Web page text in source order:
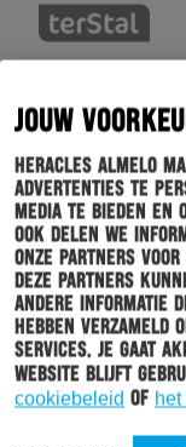
JOUW
Heracles Almelo
advertenties te
media te bieden
Ook delen we
onze partners voor
Deze partners
andere informatie
hebben verzameld
services. Je gaat
website blijft
cookiebeleid of
Schrijf